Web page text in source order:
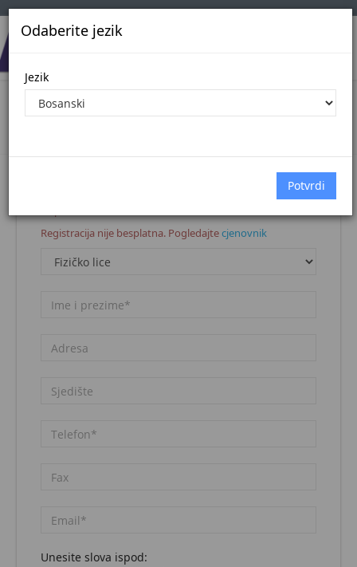
Odaberite jezik
Jezik
Registracija korisnika
Registracija nije besplatna. Pogledajtecjenovnik
Unesite slova ispod: